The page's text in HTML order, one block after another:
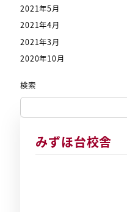
2021年5月
2021年4月
2021年3月
2020年10月
検索
みずほ台校舎